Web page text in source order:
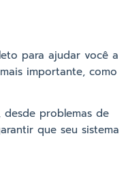
para ajudar você a
importante, como
desde problemas de
que seu sistema